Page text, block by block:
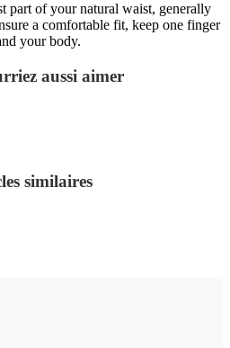
part of your natural waist, generally
a comfortable fit, keep one finger
your body.
aussi aimer
similaires